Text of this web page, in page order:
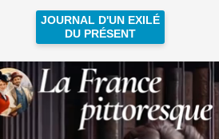
JOURNAL D'UN EXILÉ
DU PRÉSENT